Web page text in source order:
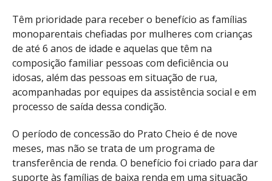
Têm prioridade para receber o benefício as famílias
monoparentais chefiadas por mulheres com crianças
de até 6 anos de idade e aquelas que têm na
composição familiar pessoas com deficiência ou
idosas, além das pessoas em situação de rua,
acompanhadas por equipes da assistência social e em
processo de saída dessa condição.
O período de concessão do Prato Cheio é de nove
meses, mas não se trata de um programa de
transferência de renda. O benefício foi criado para dar
suporte às famílias de baixa renda em uma situação